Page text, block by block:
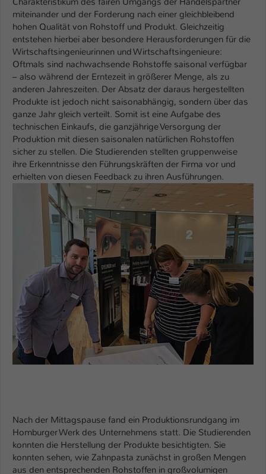
miteinander und der Forderung nach einer gleichbleibend
hohen Qualität von Rohstoff und Produkt. Gleichzeitig
entstehen hierbei aber besondere Herausforderungen für die
Wirtschaftsingenieurinnen und Wirtschaftsingenieure:
Oftmals sind nachwachsende Rohstoffe saisonal verfügbar
– also während der Erntezeit in größerer Menge, als zu
anderen Jahreszeiten. Der Absatz der daraus hergestellten
Produkte ist jedoch nicht saisonabhängig, sondern über das
ganze Jahr gleich verteilt. Somit ist eine Aufgabe des
technischen Einkaufs, die ganzjährige Versorgung der
Produktion mit diesen saisonalen natürlichen Rohstoffen
sicher zu stellen. Die Studierenden stellten gruppenweise
ihre Erkenntnisse den Führungskräften der Firma vor und
erhielten von diesen Feedback zu ihren Ausführungen.
Nach der Mittagspause fand ein Produktionsrundgang im
Homburger Werk des Unternehmens statt. Die Studierenden
konnten die Herstellung der Produkte besichtigten. Sie
konnten sehen, wie Zahnpasta zunächst in großen Mengen
aus den entsprechenden Rohstoffen in großvolumigen
Laufzeit 1 Tag
Zweck
Dieser Cookie teilt der Webseite mit, ob
ein Besucher im Typo3-Backend
angemeldet ist und Rechte besitzt diese
zu verwalten.